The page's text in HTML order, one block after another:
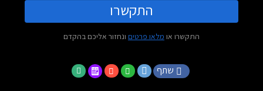
התקשרו
התקשרו או מלאו פרטים ונחזור אליכם בהקדם
שתף